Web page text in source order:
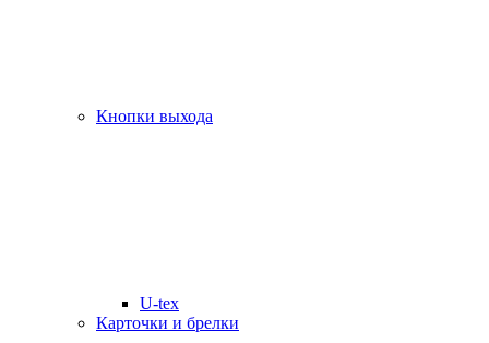
Кнопки выхода
U-tex
Карточки и брелки